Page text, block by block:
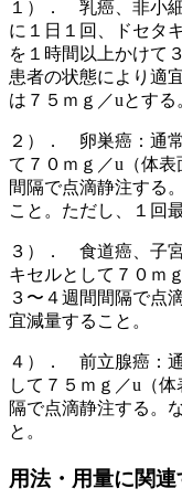
１）． 乳癌、非小
に１日１回、ドセタ
を１時間以上かけて
患者の状態により適
は７５ｍｇ／uとする
２）． 卵巣癌：通
て７０ｍｇ／u（体
間隔で点滴静注する
こと。ただし、１回
３）． 食道癌、子
キセルとして７０ｍ
３〜４週間間隔で点
宜減量すること。
４）． 前立腺癌：
して７５ｍｇ／u（
隔で点滴静注する。
と。
用法・用量に関